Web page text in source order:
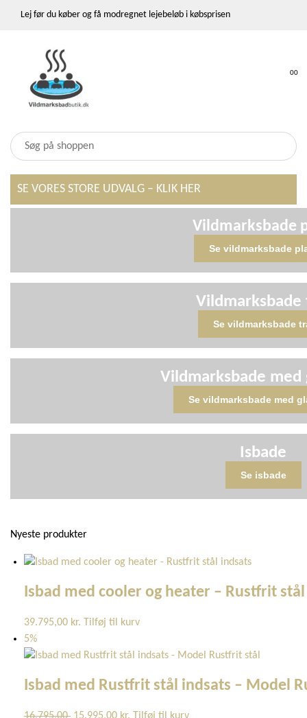
Lej før du køber og få modregnet lejebeløb i købsprisen
00
SE VORES STORE UDVALG – KLIK HER
Vildmarksbade
Se vildmarksbade
Se vildmarksbade
Vildmarksbade med
Se vildmarksbade med
Isbade
Se isbade
Nyeste produkter
Isbad med cooler og heater – Rustfrit
39.795,00 kr.
Tilføj til kurv
5%
Isbad med Rustfrit stål indsats – Model
16.795,00 Den
15.995,00 kr. Den
Tilføj til kurv